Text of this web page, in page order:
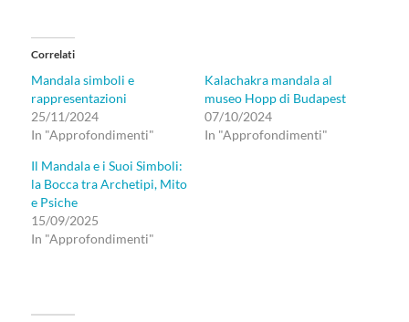
Correlati
Mandala simboli e
rappresentazioni
25/11/2024
In "Approfondimenti"
Kalachakra mandala al
museo Hopp di Budapest
07/10/2024
In "Approfondimenti"
Il Mandala e i Suoi Simboli:
la Bocca tra Archetipi, Mito
e Psiche
15/09/2025
In "Approfondimenti"